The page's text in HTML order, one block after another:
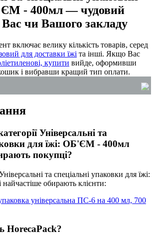
- 400мл — чудовий
Вас чи Вашого закладу
включає велику кількість товарів, серед
для доставки їжі та інші. Якщо Вас
купити вийде, оформивши
і вибравши кращий тип оплати.
одноразові купити
Універсальні та
для їжі: ОБ'ЄМ - 400мл
покупці?
та спеціальні упаковки для їжі:
обирають клієнти:
універсальна ПС-6 на 400 мл, 700
HorecaPack?